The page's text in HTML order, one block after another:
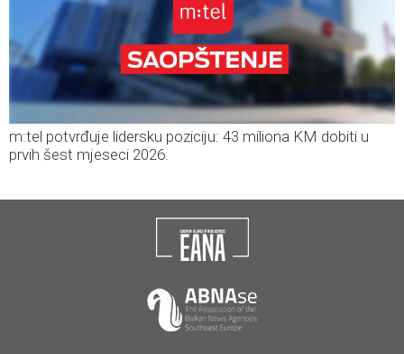
m:tel potvrđuje lidersku poziciju: 43 miliona KM dobiti u
prvih šest mjeseci 2026.